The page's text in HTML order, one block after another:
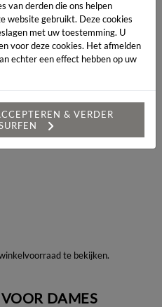
te bekijken.
DAMES
van derden die ons helpen
website gebruikt. Deze cookies
met uw toestemming. U
voor deze cookies. Het afmelden
echter een effect hebben op uw
& VERDER